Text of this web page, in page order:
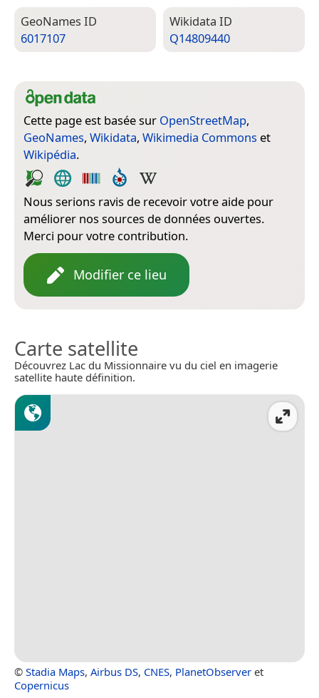
Geo­Names ID
6017107
Wiki­data ID
Q14809440
Cette page est basée sur OpenStreetMap,
GeoNames, Wikidata, Wikimedia Commons et
Wikipédia.
Nous serions ravis de recevoir votre aide pour
améliorer nos sources de données ouvertes.
Merci pour votre contribution.
Modifier ce lieu
Carte satellite
Découvrez Lac du Missionnaire vu du ciel en imagerie
satellite haute définition.
© Stadia Maps, Airbus DS, CNES, PlanetObserver et
Copernicus